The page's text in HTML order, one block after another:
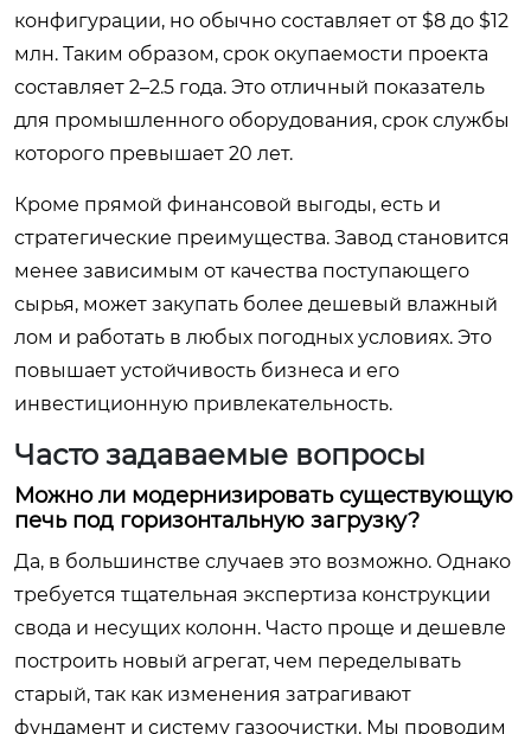
конфигурации, но обычно составляет от $8 до $12
млн. Таким образом, срок окупаемости проекта
составляет 2–2.5 года. Это отличный показатель
для промышленного оборудования, срок службы
которого превышает 20 лет.
Кроме прямой финансовой выгоды, есть и
стратегические преимущества. Завод становится
менее зависимым от качества поступающего
сырья, может закупать более дешевый влажный
лом и работать в любых погодных условиях. Это
повышает устойчивость бизнеса и его
инвестиционную привлекательность.
Часто задаваемые вопросы
Можно ли модернизировать существующую
печь под горизонтальную загрузку?
Да, в большинстве случаев это возможно. Однако
требуется тщательная экспертиза конструкции
свода и несущих колонн. Часто проще и дешевле
построить новый агрегат, чем переделывать
старый, так как изменения затрагивают
фундамент и систему газоочистки. Мы проводим